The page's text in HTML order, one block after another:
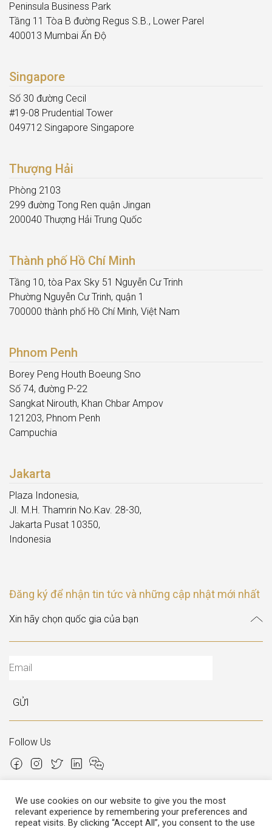
Peninsula Business Park
Tầng 11 Tòa B đường Regus S.B., Lower Parel
400013 Mumbai Ấn Độ
Singapore
Số 30 đường Cecil
#19-08 Prudential Tower
049712 Singapore Singapore
Thượng Hải
Phòng 2103
299 đường Tong Ren quận Jingan
200040 Thượng Hải Trung Quốc
Thành phố Hồ Chí Minh
Tầng 10, tòa Pax Sky 51 Nguyễn Cư Trinh
Phường Nguyễn Cư Trinh, quận 1
700000 thành phố Hồ Chí Minh, Việt Nam
Phnom Penh
Borey Peng Houth Boeung Sno
Số 74, đường P-22
Sangkat Nirouth, Khan Chbar Ampov
121203, Phnom Penh
Campuchia
Jakarta
Plaza Indonesia,
Jl. M.H. Thamrin No.Kav. 28-30,
Jakarta Pusat 10350,
Indonesia
Đăng ký để nhận tin tức và những cập nhật mới nhất
GỬI
Follow Us
We use cookies on our website to give you the most
relevant experience by remembering your preferences and
repeat visits. By clicking “Accept All”, you consent to the use